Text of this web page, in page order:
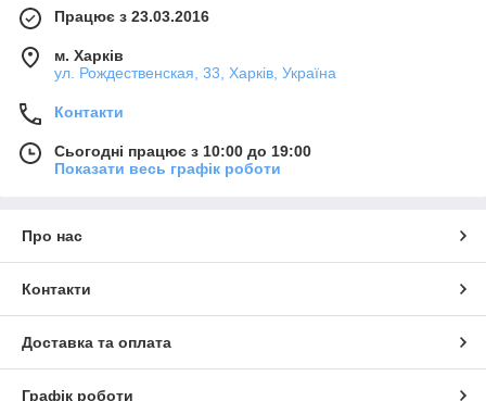
Працює з 23.03.2016
м. Харків
ул. Рождественская, 33, Харків, Україна
Контакти
Сьогодні працює з 10:00 до 19:00
Показати весь графік роботи
Про нас
Контакти
Доставка та оплата
Графік роботи